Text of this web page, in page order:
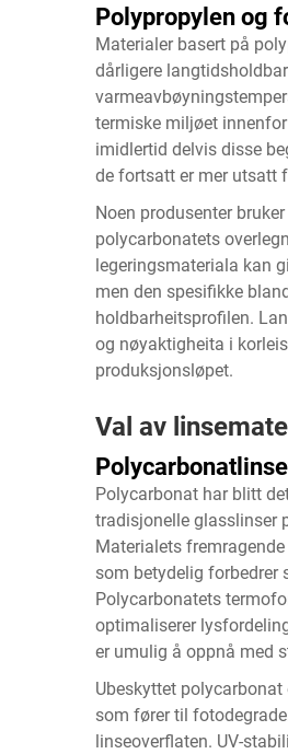
Polypropylen og
Materialer basert på
dårligere
termiske miljøet
imidlertid delvis disse
de fortsatt er mer utsatt
Noen produsenter
polycarbonatets
legeringsmateriala kan
men den spesifikke
holdbarheitsprofilen.
og nøyaktigheita i
produksjonsløpet.
Val av
Polycarbonat har blitt
tradisjonelle glasslinser
Materialets
som betydelig forbedrer
Polycarbonatets
optimaliserer
er umulig å oppnå med
Ubeskyttet
som fører til
linseoverflaten. UV-